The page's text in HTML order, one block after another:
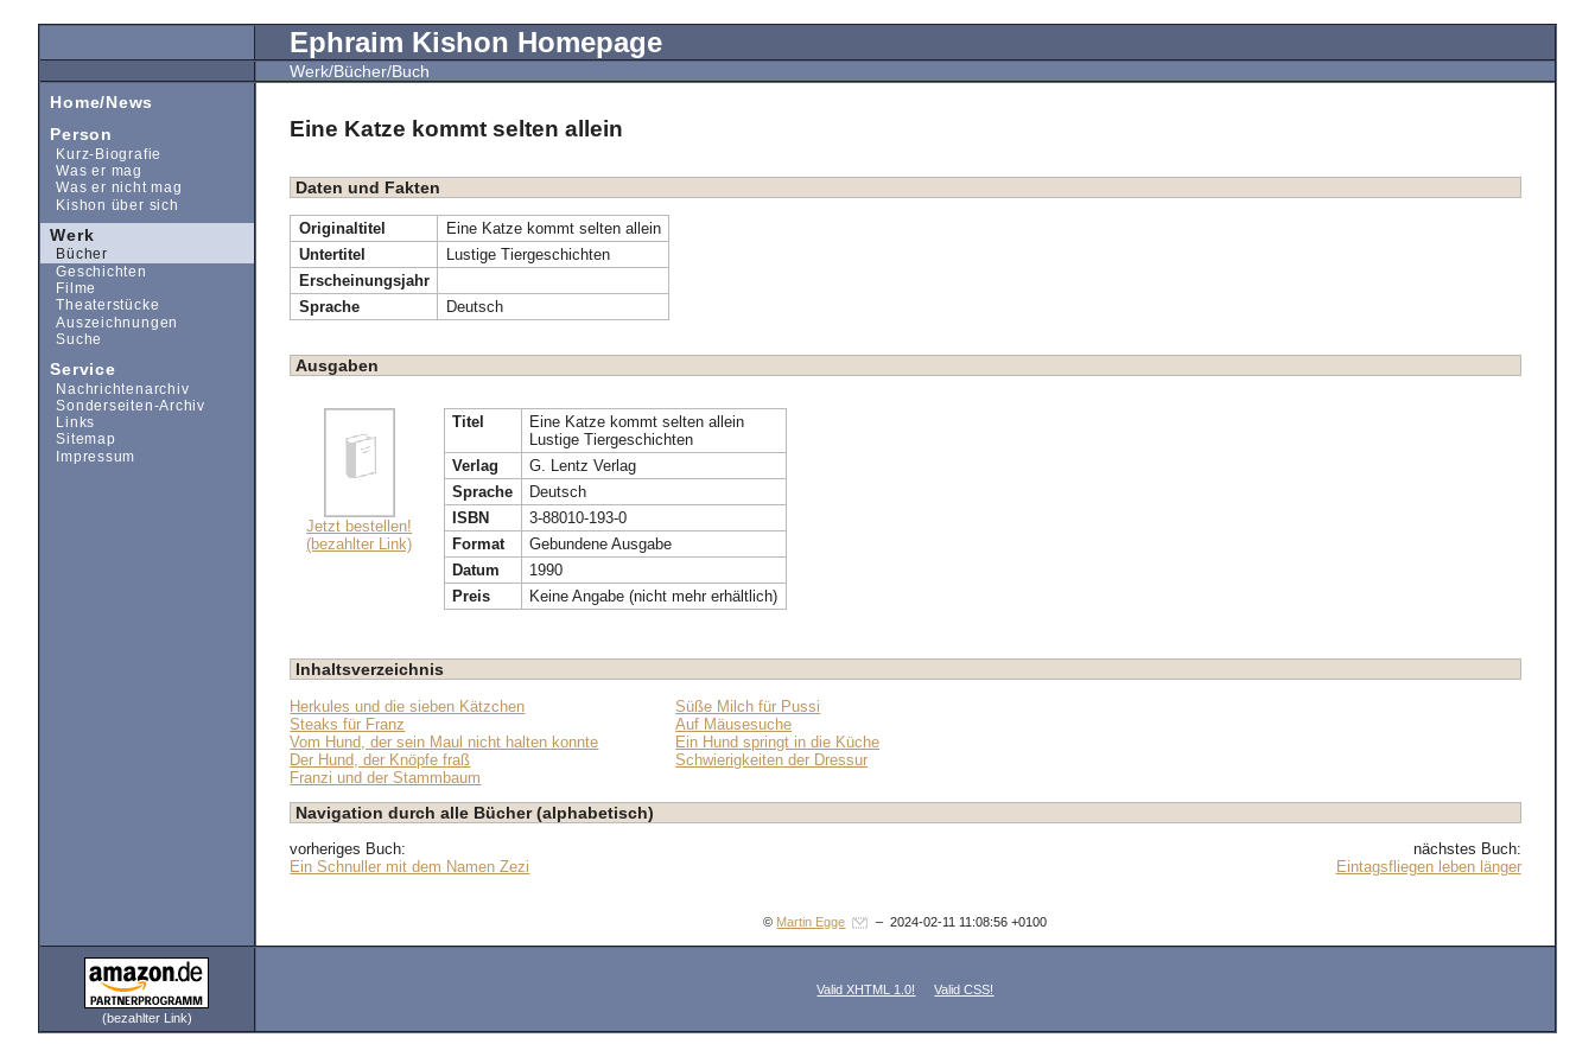
Ephraim Kishon Homepage
Werk/Bücher/Buch
Eine Katze kommt selten allein
Daten und Fakten
Originaltitel
Eine Katze kommt selten allein
Untertitel
Lustige Tiergeschichten
Erscheinungsjahr
Sprache
Deutsch
Ausgaben
Jetzt bestellen!
(bezahlter Link)
Titel
Eine Katze kommt selten allein
Lustige Tiergeschichten
Verlag
G. Lentz Verlag
Sprache
Deutsch
ISBN
3-88010-193-0
Format
Gebundene Ausgabe
Datum
1990
Preis
Keine Angabe (nicht mehr erhältlich)
Inhaltsverzeichnis
Herkules und die sieben Kätzchen
Steaks für Franz
Vom Hund, der sein Maul nicht halten konnte
Der Hund, der Knöpfe fraß
Franzi und der Stammbaum
Süße Milch für Pussi
Auf Mäusesuche
Ein Hund springt in die Küche
Schwierigkeiten der Dressur
Navigation durch alle Bücher (alphabetisch)
vorheriges Buch:
Ein Schnuller mit dem Namen Zezi
nächstes Buch:
Eintagsfliegen leben länger
© Martin Egge – 2024-02-11 11:08:56 +0100
(bezahlter Link)
Valid XHTML 1.0! Valid CSS!
Home/News
Person
Kurz-Biografie
Was er mag
Was er nicht mag
Kishon über sich
Werk
Bücher
Geschichten
Filme
Theaterstücke
Auszeichnungen
Suche
Service
Nachrichtenarchiv
Sonderseiten-Archiv
Links
Sitemap
Impressum